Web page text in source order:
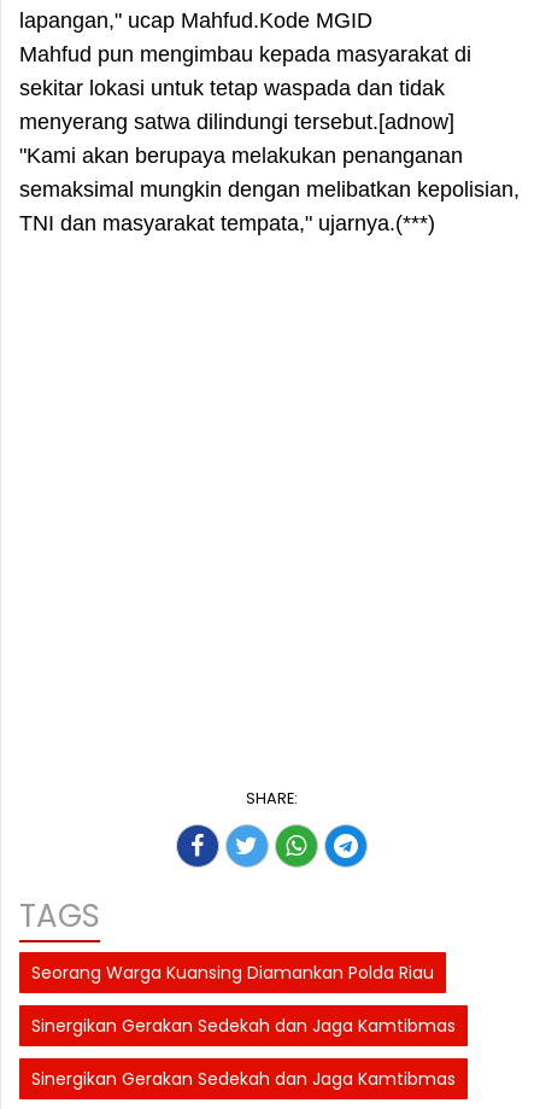
lapangan," ucap Mahfud.Kode MGID
Mahfud pun mengimbau kepada masyarakat di
sekitar lokasi untuk tetap waspada dan tidak
menyerang satwa dilindungi tersebut.[adnow]
"Kami akan berupaya melakukan penanganan
semaksimal mungkin dengan melibatkan kepolisian,
TNI dan masyarakat tempata," ujarnya.(***)
SHARE:
TAGS
Seorang Warga Kuansing Diamankan Polda Riau
Sinergikan Gerakan Sedekah dan Jaga Kamtibmas
Sinergikan Gerakan Sedekah dan Jaga Kamtibmas